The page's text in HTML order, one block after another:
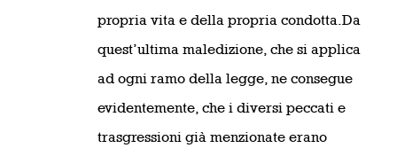
propria vita e della propria condotta. Da
quest’ultima maledizione, che si applica
ad ogni ramo della legge, ne consegue
evidentemente, che i diversi peccati e
trasgressioni già menzionate erano